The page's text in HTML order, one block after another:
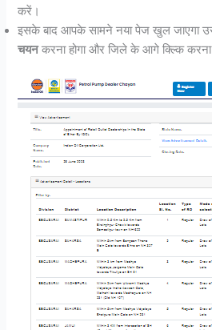
करें।
इसके बाद आपके सामने नया पेज खुल जाएगा
चयनकरना होगा और जिले के आगे क्ल्कि करना